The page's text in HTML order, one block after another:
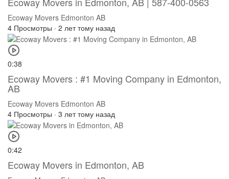
Ecoway Movers Edmonton AB
4 Просмотры · 2 лет тому назад
0:38
Ecoway Movers : #1 Moving Company in Edmonton,
AB
Ecoway Movers Edmonton AB
4 Просмотры · 3 лет тому назад
0:42
Ecoway Movers in Edmonton, AB